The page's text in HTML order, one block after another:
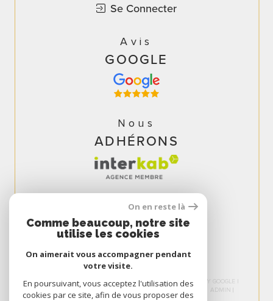
Se Connecter
Avis
GOOGLE
Nous
ADHÉRONS
© 2026 | TOUS DROITS RÉSERVÉS | TRADUCTION POWERED BY GOOGLE |
NOS HONORAIRES
PLAN DU SITE
ADMIN
NOS LIENS
POLITIQUE RGPD COOKIES
On en reste là
Comme beaucoup, notre site
utilise les cookies
On aimerait vous accompagner pendant
votre visite.
En poursuivant, vous acceptez l'utilisation des
cookies par ce site, afin de vous proposer des